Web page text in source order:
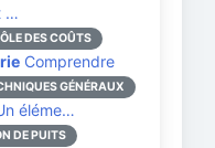
…
DES COÛTS
Comprendre
GÉNÉRAUX
éléme…
DE PUITS